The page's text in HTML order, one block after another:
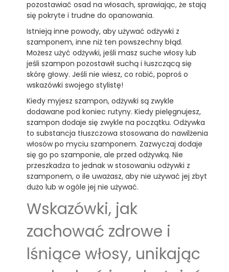
pozostawiać osad na włosach, sprawiając, że stają
się pokryte i trudne do opanowania.
Istnieją inne powody, aby używać odżywki z
szamponem, inne niż ten powszechny błąd.
Możesz użyć odżywki, jeśli masz suche włosy lub
jeśli szampon pozostawił suchą i łuszczącą się
skórę głowy. Jeśli nie wiesz, co robić, poproś o
wskazówki swojego stylistę!
Kiedy myjesz szampon, odżywki są zwykle
dodawane pod koniec rutyny. Kiedy pielęgnujesz,
szampon dodaje się zwykle na początku. Odżywka
to substancja tłuszczowa stosowana do nawilżenia
włosów po myciu szamponem. Zazwyczaj dodaje
się go po szamponie, ale przed odżywką. Nie
przeszkadza to jednak w stosowaniu odżywki z
szamponem, o ile uważasz, aby nie używać jej zbyt
dużo lub w ogóle jej nie używać.
Wskazówki, jak
zachować zdrowe i
lśniące włosy, unikając